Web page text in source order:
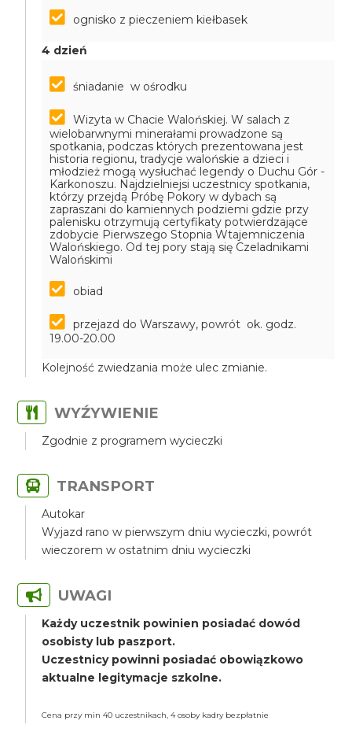
ognisko z pieczeniem kiełbasek
4 dzień
śniadanie w ośrodku
Wizyta w Chacie Walońskiej. W salach z
wielobarwnymi minerałami prowadzone są
spotkania, podczas których prezentowana jest
historia regionu, tradycje walońskie a dzieci i
młodzież mogą wysłuchać legendy o Duchu Gór -
Karkonoszu. Najdzielniejsi uczestnicy spotkania,
którzy przejdą Próbę Pokory w dybach są
zapraszani do kamiennych podziemi gdzie przy
palenisku otrzymują certyfikaty potwierdzające
zdobycie Pierwszego Stopnia Wtajemniczenia
Walońskiego. Od tej pory stają się Czeladnikami
Walońskimi
obiad
przejazd do Warszawy, powrót ok. godz.
19.00-20.00
Kolejność zwiedzania może ulec zmianie.
WYŹYWIENIE
Zgodnie z programem wycieczki
TRANSPORT
Autokar
Wyjazd rano w pierwszym dniu wycieczki, powrót
wieczorem w ostatnim dniu wycieczki
UWAGI
Każdy uczestnik powinien posiadać dowód
osobisty lub paszport.
Uczestnicy powinni posiadać obowiązkowo
aktualne legitymacje szkolne.
Cena przy min 40 uczestnikach, 4 osoby kadry bezpłatnie